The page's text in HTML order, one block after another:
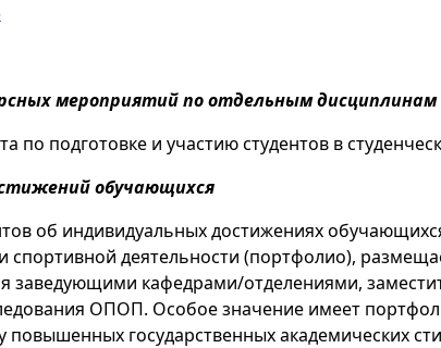
мероприятий по отдельным
по подготовке и участию студентов в
обучающихся
об индивидуальных достижениях
спортивной деятельности (портфолио),
заведующими кафедрами/отделениями,
ОПОП. Особое значение имеет
повышенных государственных академических